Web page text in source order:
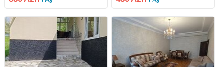
135 kv tam temirli esyasiz menzil